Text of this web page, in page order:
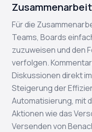
Für die
Teams, Boards
zuzuweisen und den
verfolgen.
Diskussionen direkt
Steigerung der
Automatisierung, mit
Aktionen wie das
Versenden von